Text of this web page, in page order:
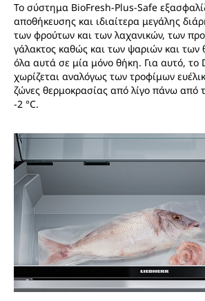
Το σύστημα BioFresh-Plus-Safe
αποθήκευσης και ιδιαίτερα μεγάλης
των φρούτων και των λαχανικών, των
γάλακτος καθώς και των ψαριών και των
όλα αυτά σε μία μόνο θήκη. Για αυτό, το
χωρίζεται αναλόγως των τροφίμων
ζώνες θερμοκρασίας από λίγο πάνω από
-2 °C.